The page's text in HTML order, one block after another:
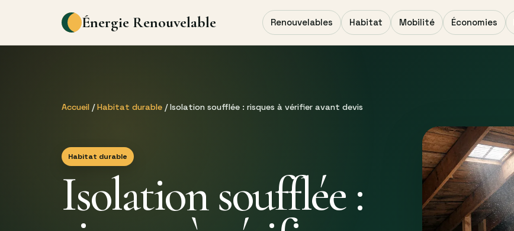
Énergie Renouvelable Renouvelables Habitat Mobilité Économies
Accueil /Habitat durable / Isolation soufflée : risques à vérifier avant devis
Habitat durable
Isolation soufflée :